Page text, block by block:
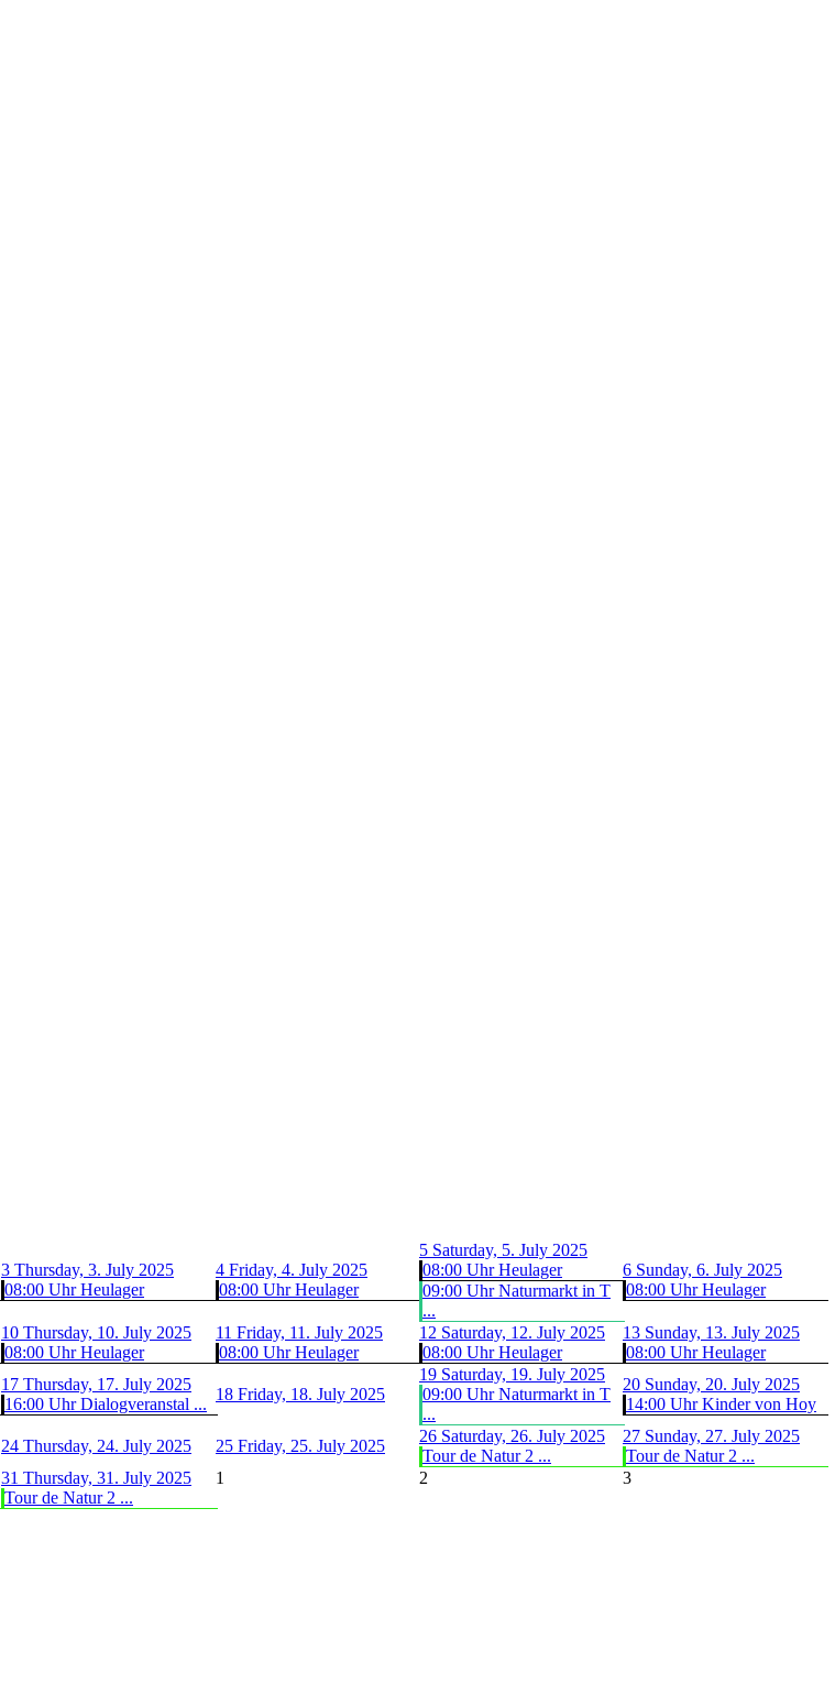
3 Thursday, 3. July 2025
08:00 Uhr Heulager
4 Friday, 4. July 2025
08:00 Uhr Heulager
5 Saturday, 5. July 2025
08:00 Uhr Heulager
09:00 Uhr Naturmarkt in T
...
6 Sunday, 6. July 2025
08:00 Uhr Heulager
10 Thursday, 10. July 2025
08:00 Uhr Heulager
11 Friday, 11. July 2025
08:00 Uhr Heulager
12 Saturday, 12. July 2025
08:00 Uhr Heulager
13 Sunday, 13. July 2025
08:00 Uhr Heulager
17 Thursday, 17. July 2025
16:00 Uhr Dialogveranstal ...
18 Friday, 18. July 2025
19 Saturday, 19. July 2025
09:00 Uhr Naturmarkt in T
...
20 Sunday, 20. July 2025
14:00 Uhr Kinder von Hoy
24 Thursday, 24. July 2025 25 Friday, 25. July 2025
26 Saturday, 26. July 2025
Tour de Natur 2 ...
27 Sunday, 27. July 2025
Tour de Natur 2 ...
31 Thursday, 31. July 2025
Tour de Natur 2 ...
1 2 3